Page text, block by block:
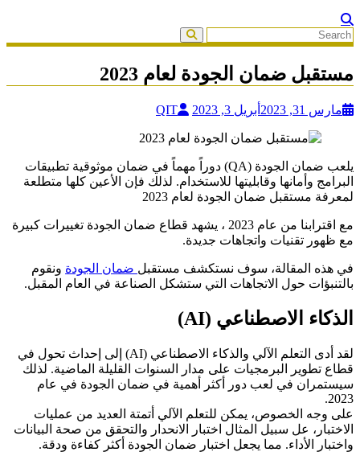
مستقبل ضمان الجودة لعام 2023
مارس 31, 2023 أبريل 3, 2023 QIT
يلعب ضمان الجودة (QA) دوراً مهماً في ضمان موثوقية تطبيقات
البرامج وأمانها وقابليتها للاستخدام. لذلك فإن الأعين كلها متطلعة
لمعرفة مستقبل ضمان الجودة لعام 2023
مع اقترابنا من عام 2023 ، يشهد قطاع ضمان الجودة تغييرات كبيرة
مع ظهور تقنيات واتجاهات جديدة.
في هذه المقالة، سوف نستكشف مستقبل ضمان الجودة ونقوم
بالتنبؤات حول الاتجاهات التي ستشكل الصناعة في العام المقبل.
الذكاء الاصطناعي (AI)
لقد أدى التعلم الآلي والذكاء الاصطناعي (AI) إلى إحداث تحول في
قطاع تطوير البرمجيات على مدار السنوات القليلة الماضية. لذلك
سيستمران في لعب دور أكثر أهمية في ضمان الجودة في عام
2023.
على وجه الخصوص، يمكن للتعلم الآلي أتمتة العديد من عمليات
الاختبار، عل سبيل المثال اختبار الانحدار والتحقق من صحة البيانات
واختبار الأداء. مما يجعل اختبار ضمان الجودة أكثر كفاءة ودقة.